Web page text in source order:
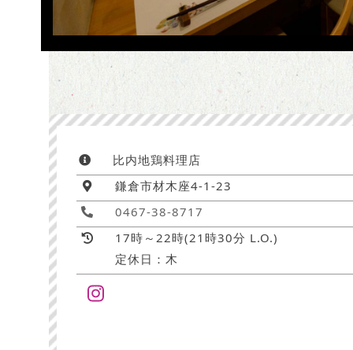
比内地鶏料理店
鎌倉市材木座4-1-23
0467-38-8717
17時～22時(21時30分 L.O.)
定休日：木
Instagram